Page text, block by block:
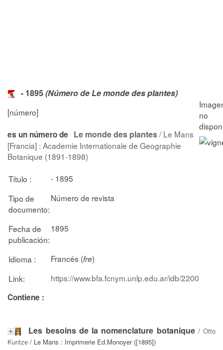
- 1895(Número de Le monde des plantes)
[número]
es un número de Le monde des plantes/ Le Mans
[Francia] : Academie Internationale de Geographie
Botanique (1891-1898)
Título :
- 1895
Tipo de
documento:
Número de revista
Fecha de
publicación:
1895
Idioma : Francés (fre)
Link:
https://www.bfa.fcnym.unlp.edu.ar/idb/2200
Contiene :
Les besoins de la nomenclature botanique/ Otto
Kuntze / Le Mans : Imprimerie Ed.Monoyer ([1895])